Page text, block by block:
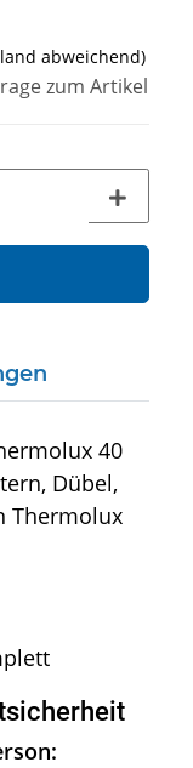
abweichend)
zum Artikel
40
Dübel,
Thermolux